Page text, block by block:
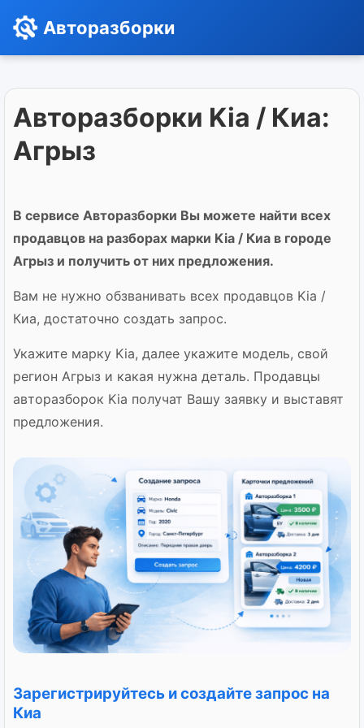
Авторазборки
Авторазборки Kia / Киа:
Агрыз
В сервисе Авторазборки Вы можете найти всех
продавцов на разборах марки Kia / Киа в городе
Агрыз и получить от них предложения.
Вам не нужно обзванивать всех продавцов Kia /
Киа, достаточно создать запрос.
Укажите марку Kia, далее укажите модель, свой
регион Агрыз и какая нужна деталь. Продавцы
авторазборок Kia получат Вашу заявку и выставят
предложения.
Зарегистрируйтесь и создайте запрос на
Киа